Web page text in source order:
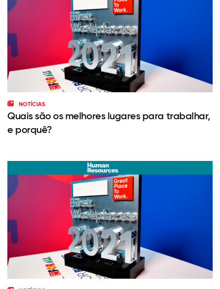
NOTÍCIAS
Quais são os melhores lugares para trabalhar,
e porquê?